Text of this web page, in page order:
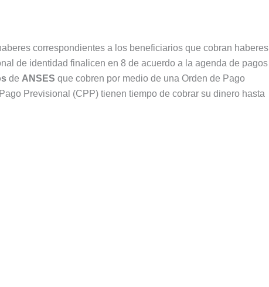
correspondientes a los beneficiarios que cobran haberes
de identidad finalicen en 8 de acuerdo a la agenda de pagos
de ANSES que cobren por medio de una Orden de Pago
Previsional (CPP) tienen tiempo de cobrar su dinero hasta